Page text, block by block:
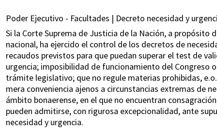
Poder Ejecutivo - Facultades | Decreto necesidad y
Si la Corte Suprema de Justicia de la Nación, a propósito
nacional, ha ejercido el control de los decretos de
recaudos previstos para que puedan superar el test de
urgencia; imposibilidad de funcionamiento del Congreso
trámite legislativo; que no regule materias prohibidas,
mera conveniencia ajenos a circunstancias extremas de
ámbito bonaerense, en el que no encuentran
pueden admitirse, con rigurosa excepcionalidad, ante
necesidad y urgencia.